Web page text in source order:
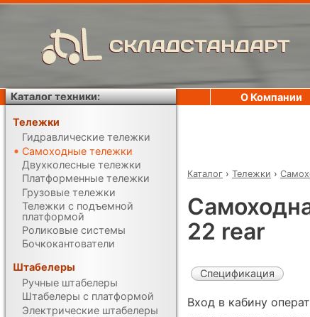
СКЛАДСТАНДАРТ
Каталог › Тележки ›
22 rear
Спецификация
Вход в кабину
О Компании
Каталог техники:
Тележки
Гидравлические тележки
Самоходные тележки
Двухколесные тележки
Платформенные тележки
Грузовые тележки
Тележки с подъемной
платформой
Роликовые системы
Бочкокантователи
Штабелеры
Ручные штабелеры
Штабелеры с платформой
Электрические штабелеры